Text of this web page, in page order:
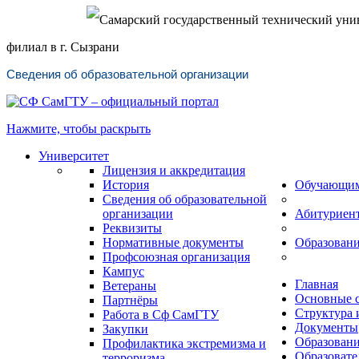
Самарский государственный технический
филиал в г. Сызрани
Сведения об образовательной организации
Нажмите, чтобы раскрыть
Университет
Лицензия и аккредитация
История
Сведения об образовательной
организации
Реквизиты
Нормативные документы
Профсоюзная организация
Кампус
Ветераны
Партнёры
Работа в Сф СамГТУ
Закупки
Профилактика экстремизма и
Главная
Основные
Структура
Документы